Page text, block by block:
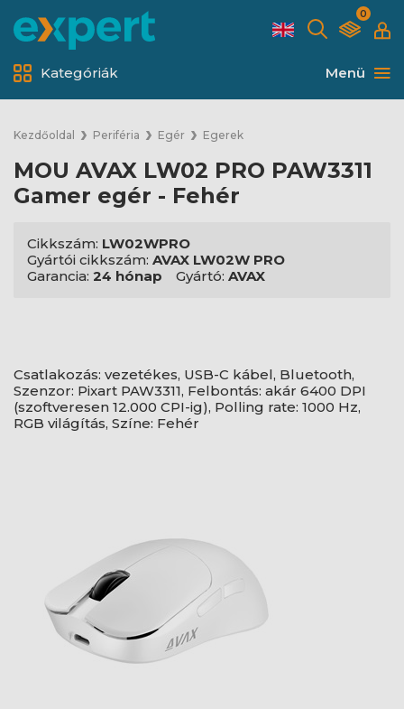
0
Menü
Kategóriák
Kezdőoldal Periféria Egér Egerek
MOU AVAX LW02 PRO PAW3311
Gamer egér - Fehér
Cikkszám: LW02WPRO
Gyártói cikkszám: AVAX LW02W PRO
Garancia: 24 hónap Gyártó: AVAX
Csatlakozás: vezetékes, USB-C kábel, Bluetooth,
Szenzor: Pixart PAW3311, Felbontás: akár 6400 DPI
(szoftveresen 12.000 CPI-ig), Polling rate: 1000 Hz,
RGB világítás, Színe: Fehér